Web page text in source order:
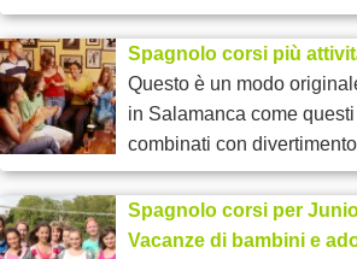
Spagnolo corsi più
Questo è un modo
in Salamanca come
combinati con
Spagnolo corsi per
Vacanze di bambini e